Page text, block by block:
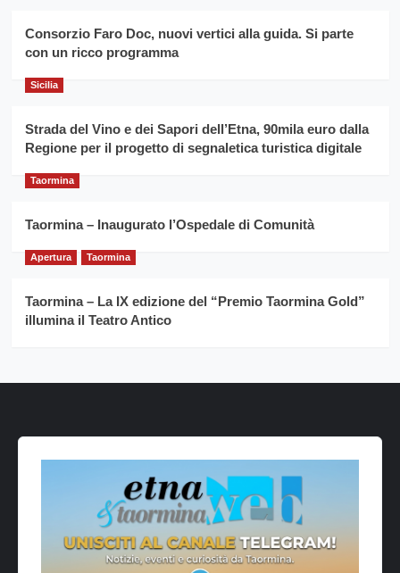
Franco
Caruso
Consorzio Faro Doc, nuovi vertici alla guida. Si parte
con un ricco programma
Sicilia
Strada del Vino e dei Sapori dell’Etna, 90mila euro dalla
Regione per il progetto di segnaletica turistica digitale
Taormina
Taormina – Inaugurato l’Ospedale di Comunità
Apertura Taormina
Taormina – La IX edizione del “Premio Taormina Gold”
illumina il Teatro Antico